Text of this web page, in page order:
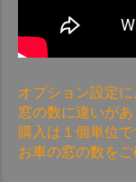
オプション設定
窓の数に違いがあ
購入は１個単位で
お車の窓の数をご